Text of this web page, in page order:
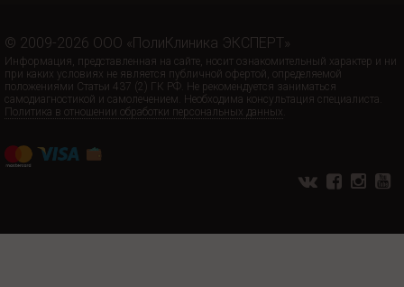
© 2009-2026 ООО «ПолиКлиника ЭКСПЕРТ»
Информация, представленная на сайте, носит ознакомительный характер и ни
при каких условиях не является публичной офертой, определяемой
положениями Статьи 437 (2) ГК РФ. Не рекомендуется заниматься
самодиагностикой и самолечением. Необходима консультация специалиста.
Политика в отношении обработки персональных данных